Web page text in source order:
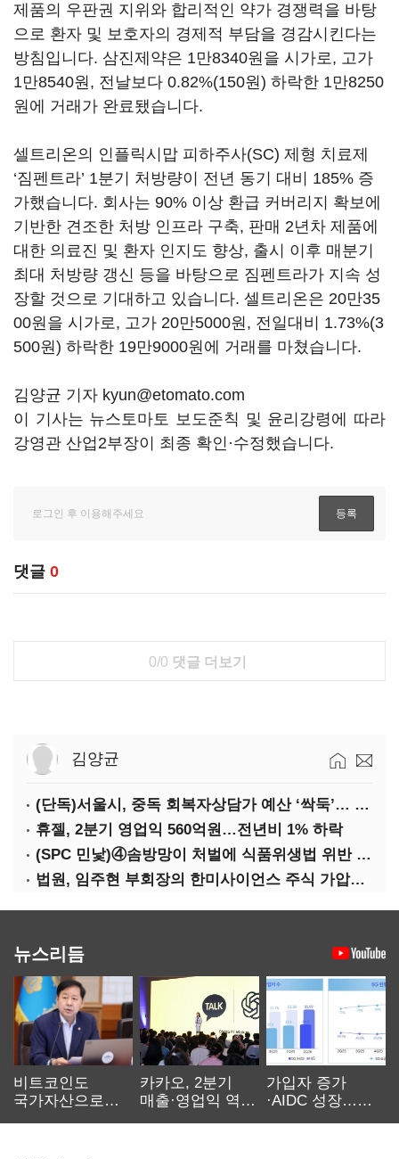
제품의 우판권 지위와 합리적인 약가 경쟁력을 바탕
으로 환자 및 보호자의 경제적 부담을 경감시킨다는
방침입니다. 삼진제약은 1만8340원을 시가로, 고가
1만8540원, 전날보다 0.82%(150원) 하락한 1만8250
원에 거래가 완료됐습니다.
셀트리온의 인플릭시맙 피하주사(SC) 제형 치료제
‘짐펜트라’ 1분기 처방량이 전년 동기 대비 185% 증
가했습니다. 회사는 90% 이상 환급 커버리지 확보에
기반한 견조한 처방 인프라 구축, 판매 2년차 제품에
대한 의료진 및 환자 인지도 향상, 출시 이후 매분기
최대 처방량 갱신 등을 바탕으로 짐펜트라가 지속 성
장할 것으로 기대하고 있습니다. 셀트리온은 20만35
00원을 시가로, 고가 20만5000원, 전일대비 1.73%(3
500원) 하락한 19만9000원에 거래를 마쳤습니다.
김양균 기자 kyun@etomato.com
이 기사는 뉴스토마토 보도준칙 및 윤리강령에 따라
강영관 산업2부장이 최종 확인·수정했습니다.
댓글 0
0/0 댓글 더보기
김양균
(단독)서울시, 중독 회복자상담가 예산 ‘싹둑’… 자치구 이관 후 ‘사업 축소’ 위기
휴젤, 2분기 영업익 560억원…전년비 1% 하락
(SPC 민낯)④솜방망이 처벌에 식품위생법 위반 반복
법원, 임주현 부회장의 한미사이언스 주식 가압류 결정
뉴스리듬
비트코인도
국가자산으로…'
카카오, 2분기
매출·영업익 역대
가입자 증가
·AIDC 성장…